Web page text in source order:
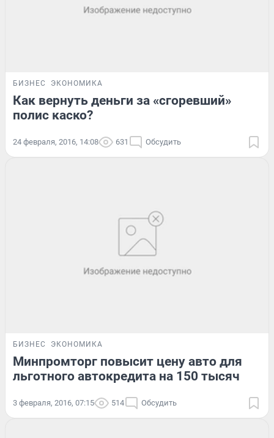
БИЗНЕС ЭКОНОМИКА
Как вернуть деньги за «сгоревший»
полис каско?
24 февраля, 2016, 14:08 631 Обсудить
БИЗНЕС ЭКОНОМИКА
Минпромторг повысит цену авто для
льготного автокредита на 150 тысяч
3 февраля, 2016, 07:15 514 Обсудить